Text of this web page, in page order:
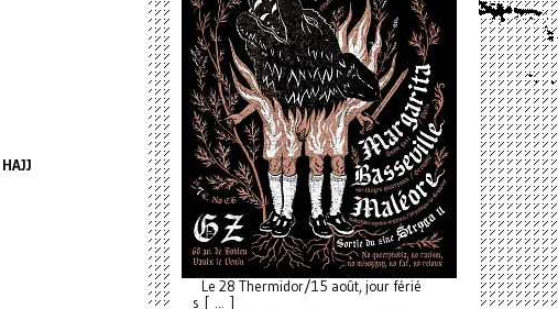
HAJJ
Le 28 Thermidor/15 août, jour férié
s [ ... ]